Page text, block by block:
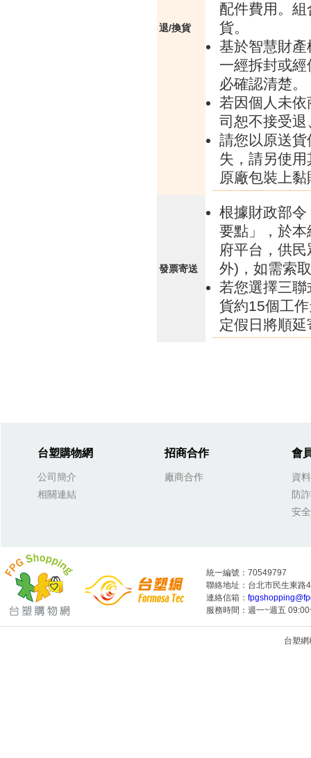
退/換貨
配件費用。
貨。
基於智慧財
一經拆封或
必確認清楚。
若因個人未
司恕不接受
請您以原送
失，請另使
原廠包裝上
發票寄送
根據財政部
要點」，於
府平台，供
外)，如需索
若您選擇三
貨約15個工
定假日將順延
台塑購物網
公司簡介
相關連結
招商合作
廠商合作
會
資
防
安
統一編號：70549797
聯絡地址：台北市民生東路
連絡信箱：
服務時間：週一~週五
台塑